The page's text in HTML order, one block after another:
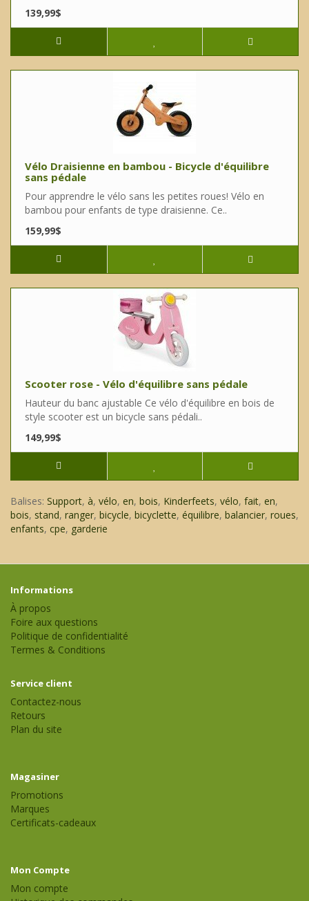
139,99$
Vélo Draisienne en bambou - Bicycle d'équilibre
sans pédale
Pour apprendre le vélo sans les petites roues! Vélo en
bambou pour enfants de type draisienne. Ce..
159,99$
Scooter rose - Vélo d'équilibre sans pédale
Hauteur du banc ajustable Ce vélo d'équilibre en bois de
style scooter est un bicycle sans pédali..
149,99$
Balises: Support, à, vélo, en, bois, Kinderfeets, vélo, fait, en,
bois, stand, ranger, bicycle, bicyclette, équilibre, balancier, roues,
enfants, cpe, garderie
Informations
À propos
Foire aux questions
Politique de confidentialité
Termes & Conditions
Service client
Contactez-nous
Retours
Plan du site
Magasiner
Promotions
Marques
Certificats-cadeaux
Mon Compte
Mon compte